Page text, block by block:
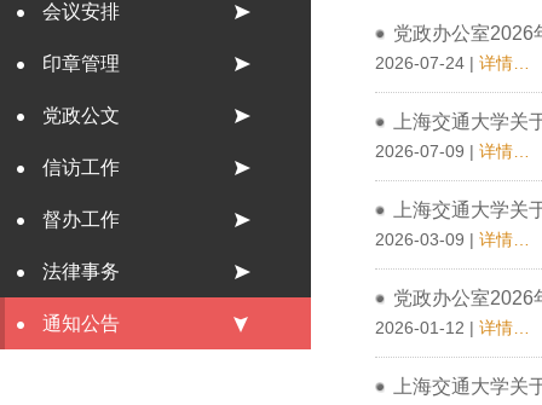
会议安排
印章管理
党政公文
信访工作
督办工作
法律事务
通知公告
党政办公室2026
2026-07-24 | 详情…
上海交通大学关
2026-07-09 | 详情…
上海交通大学关
2026-03-09 | 详情…
党政办公室2026
2026-01-12 | 详情…
上海交通大学关